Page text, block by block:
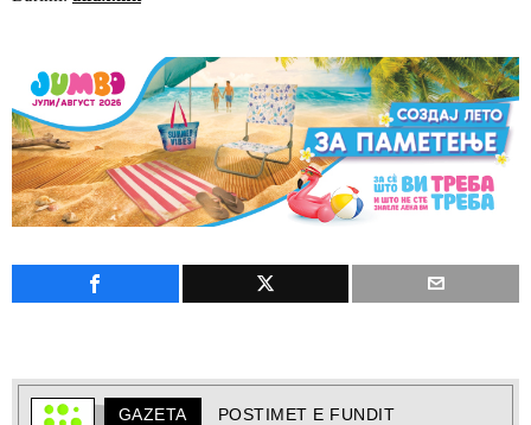
GAZETA POSTIMET E FUNDIT